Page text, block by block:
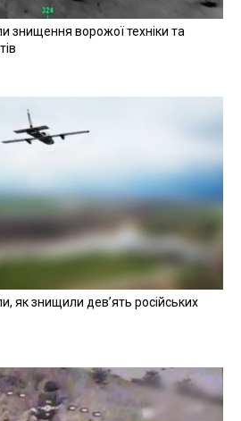
знищення ворожої техніки та
як знищили девʼять російських